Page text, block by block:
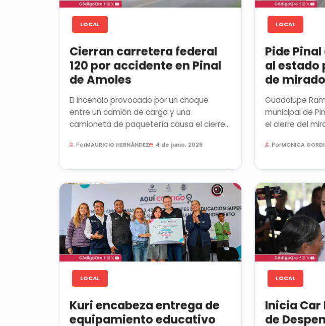
LOCAL
Cierran carretera federal
120 por accidente en Pinal
de Amoles
El incendio provocado por un choque
entre un camión de carga y una
camioneta de paquetería causa el cierre
PorMAURICIO HERNÁNDEZ 4 de junio, 2026
LOCAL
Pide
al estado
de
Guadalupe
municipal de
el cierre del
PorMONICA
LOCAL
Kuri encabeza entrega de
equipamiento educativo
LOCAL
Inicia
de